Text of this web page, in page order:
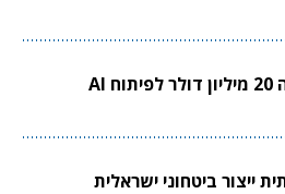
Limitless Labs גייסה 20 מיליון דולר לפיתוח AI